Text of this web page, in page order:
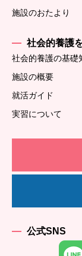
施設のおたより
社会的養護
社会的養護の基礎
施設の概要
就活ガイド
実習について
公式SNS